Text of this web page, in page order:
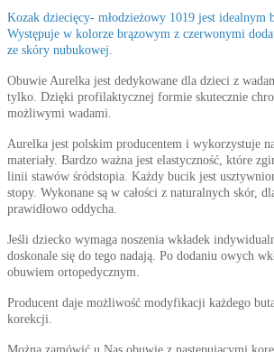
Kozak dziecięcy- młodzieżowy 1019 jest idealnym
Występuje w kolorze brązowym z czerwonymi
ze skóry nubukowej.
Obuwie Aurelka jest dedykowane dla dzieci z
tylko. Dzięki profilaktycznej formie skutecznie
możliwymi wadami.
Aurelka jest polskim producentem i wykorzystuje
materiały. Bardzo ważna jest elastyczność, które
linii stawów śródstopia. Każdy bucik jest
stopy. Wykonane są w całości z naturalnych skór,
prawidłowo oddycha.
Jeśli dziecko wymaga noszenia wkładek
doskonale się do tego nadają. Po dodaniu owych
obuwiem ortopedycznym.
Producent daje możliwość modyfikacji każdego
korekcji.